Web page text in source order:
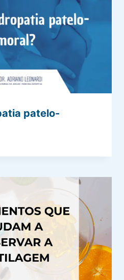
patelo-